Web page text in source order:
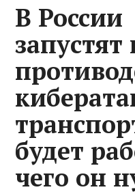
В России
будет
чего он